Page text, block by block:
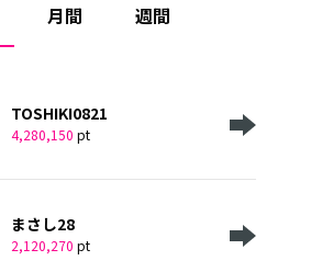
月間 週間
TOSHIKI0821
4,280,150 pt
まさし28
2,120,270 pt